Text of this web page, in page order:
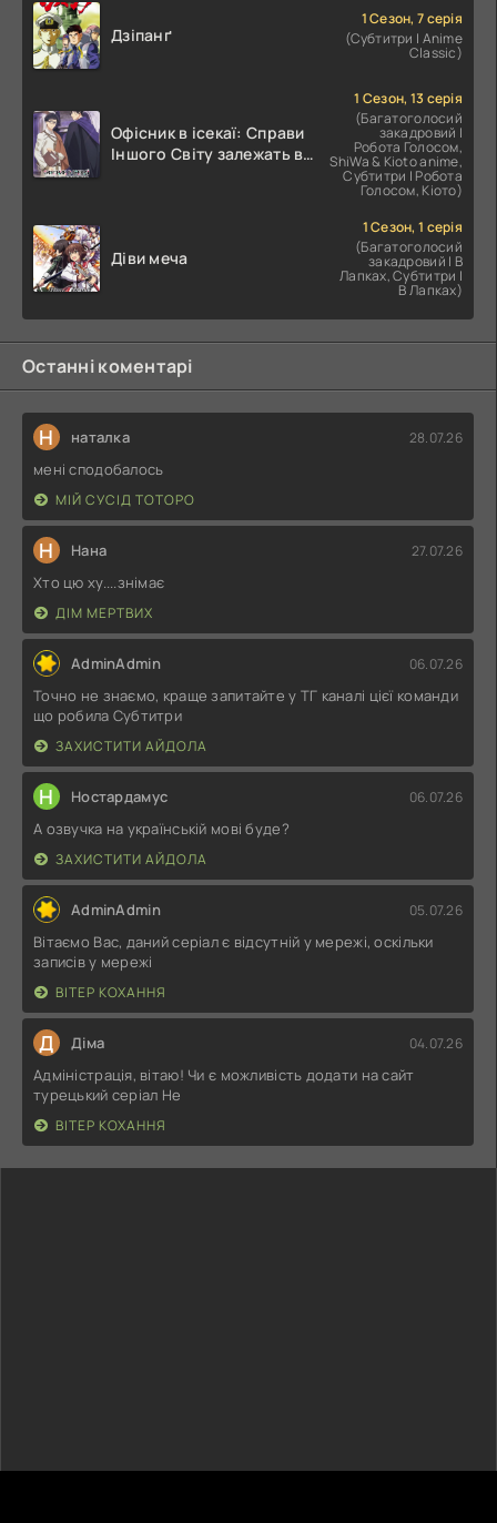
Дзіпанґ
1 Сезон, 7 серія
(Субтитри | Anime
Classic)
Офісник в ісекаї: Справи
Іншого Світу залежать від
1 Сезон, 13 серія
(Багатоголосий
закадровий |
Робота Голосом,
ShiWa & Kioto anime,
Субтитри | Робота
Голосом, Кіото)
Діви меча
1 Сезон, 1 серія
(Багатоголосий
закадровий | В
Лапках, Субтитри |
В Лапках)
Останні коментарі
Н наталка 28.07.26
мені сподобалось
МІЙ СУСІД ТОТОРО
Н Нана 27.07.26
Хто цю ху....знімає
ДІМ МЕРТВИХ
AdminAdmin 06.07.26
Точно не знаємо, краще запитайте у ТГ каналі цієї команди
що робила Субтитри
ЗАХИСТИТИ АЙДОЛА
Н Ностардамус 06.07.26
А озвучка на українській мові буде?
ЗАХИСТИТИ АЙДОЛА
AdminAdmin 05.07.26
Вітаємо Вас, даний серіал є відсутній у мережі, оскільки
записів у мережі
ВІТЕР КОХАННЯ
Д Діма 04.07.26
Адміністрація, вітаю! Чи є можливість додати на сайт
турецький серіал Не
ВІТЕР КОХАННЯ